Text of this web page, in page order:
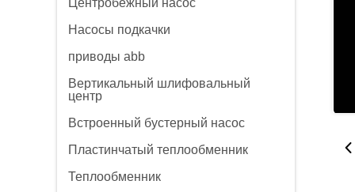
Центробежный насос
Насосы подкачки
приводы abb
Вертикальный шлифовальный
центр
Встроенный бустерный насос
Пластинчатый теплообменник
Теплообменник